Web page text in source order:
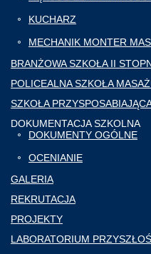
KUCHARZ
MECHANIK MONTER
BRANŻOWA SZKOŁA II
POLICEALNA SZKOŁA
SZKOŁA
DOKUMENTACJA SZKOLNA
DOKUMENTY OGÓLNE
OCENIANIE
GALERIA
REKRUTACJA
PROJEKTY
LABORATORIUM